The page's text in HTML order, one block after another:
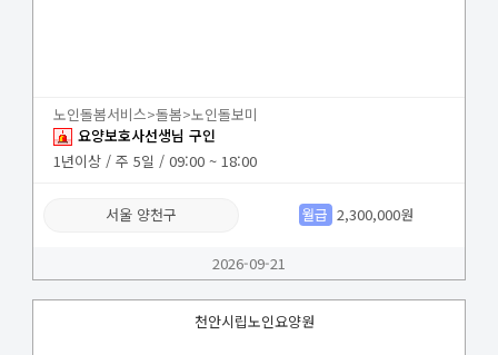
노인돌봄서비스>돌봄>노인돌보미
요양보호사선생님 구인
1년이상 / 주 5일 / 09:00 ~ 18:00
서울 양천구 월급 2,300,000원
2026-09-21
천안시립노인요양원